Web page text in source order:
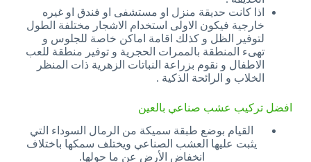
اذا كانت حديقة منزل او مستشفى او فندق او غيره
خارجية فيكون الاولى استخدام الاشجار مختلفة الطول
لتوفير الظل و كذلك اقامة اماكن خاصة للجلوس و
تهىء المنطقة بالممرات الحجرية و توفير منطقة للعب
الاطفال و نقوم بزراعة النباتات الزهرية ذات المنظر
الخلاب و الرائحة الذكية .
افضل تركيب عشب صناعي بالعين
القيام بوضع طبقة سميكة من الرمال السوداء التي
يثبت عليها العشب الصناعي ويختلف سمكها باختلاف
انخفاض الأرض عن ما حولها.